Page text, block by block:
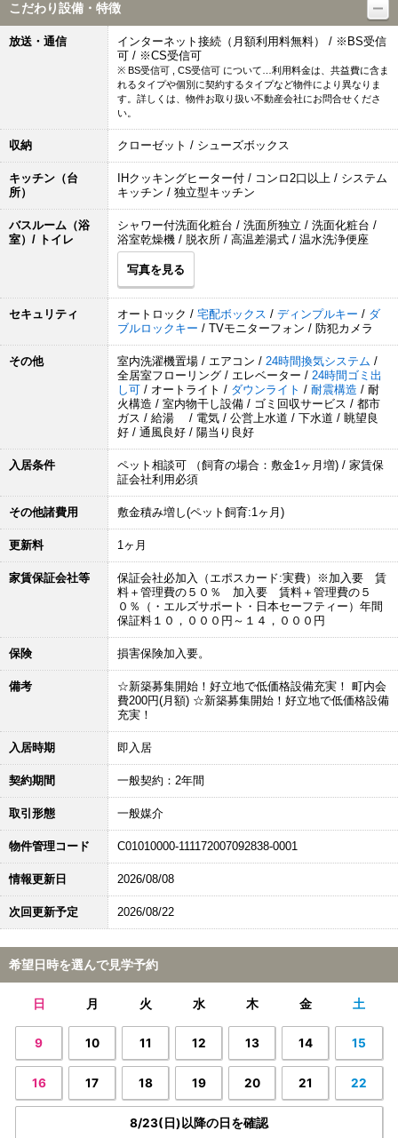
こだわり設備・特徴
放送・通信
インターネット接続（月額利用料無料） / ※BS受信
可 / ※CS受信可
※ BS受信可 , CS受信可 について…利用料金は、共益費に含ま
れるタイプや個別に契約するタイプなど物件により異なりま
す。詳しくは、物件お取り扱い不動産会社にお問合せくださ
い。
収納 クローゼット / シューズボックス
キッチン（台
所）
IHクッキングヒーター付 / コンロ2口以上 / システム
キッチン / 独立型キッチン
バスルーム（浴
室）/ トイレ
シャワー付洗面化粧台 / 洗面所独立 / 洗面化粧台 /
浴室乾燥機 / 脱衣所 / 高温差湯式 / 温水洗浄便座
写真を見る
セキュリティ オートロック / 宅配ボックス / ディンプルキー / ダ
ブルロックキー / TVモニターフォン / 防犯カメラ
その他 室内洗濯機置場 / エアコン / 24時間換気システム /
全居室フローリング / エレベーター / 24時間ゴミ出
し可 / オートライト / ダウンライト / 耐震構造 / 耐
火構造 / 室内物干し設備 / ゴミ回収サービス / 都市
ガス / 給湯 / 電気 / 公営上水道 / 下水道 / 眺望良
好 / 通風良好 / 陽当り良好
入居条件
ペット相談可 （飼育の場合：敷金1ヶ月増) / 家賃保
証会社利用必須
その他諸費用 敷金積み増し(ペット飼育:1ヶ月)
更新料 1ヶ月
家賃保証会社等
保証会社必加入（エポスカード:実費）※加入要 賃
料＋管理費の５０％ 加入要 賃料＋管理費の５
０％（・エルズサポート・日本セーフティー）年間
保証料１０，０００円～１４，０００円
保険 損害保険加入要。
備考
☆新築募集開始！好立地で低価格設備充実！ 町内会
費200円(月額) ☆新築募集開始！好立地で低価格設備
充実！
入居時期 即入居
契約期間 一般契約：2年間
取引形態 一般媒介
物件管理コード C01010000-111172007092838-0001
情報更新日 2026/08/08
次回更新予定 2026/08/22
希望日時を選んで見学予約
日 月 火 水 木 金 土
9 10 11 12 13 14 15
16 17 18 19 20 21 22
8/23(日)以降の日を確認